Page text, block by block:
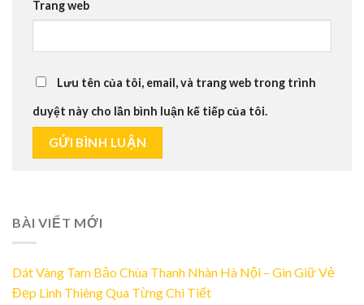
Trang web
Lưu tên của tôi, email, và trang web trong trình
duyệt này cho lần bình luận kế tiếp của tôi.
BÀI VIẾT MỚI
Dát Vàng Tam Bảo Chùa Thanh Nhàn Hà Nội – Gìn Giữ Vẻ
Đẹp Linh Thiêng Qua Từng Chi Tiết